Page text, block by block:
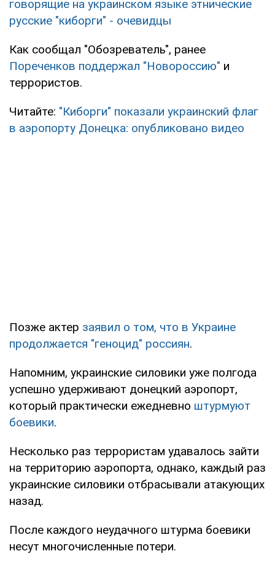
говорящие на украинском языке этнические
русские "киборги" - очевидцы
Как сообщал "Обозреватель", ранее
Пореченков поддержал "Новороссию" и
террористов.
Читайте: "Киборги" показали украинский флаг
в аэропорту Донецка: опубликовано видео
Позже актер заявил о том, что в Украине
продолжается "геноцид" россиян.
Напомним, украинские силовики уже полгода
успешно удерживают донецкий аэропорт,
который практически ежедневно штурмуют
боевики.
Несколько раз террористам удавалось зайти
на территорию аэропорта, однако, каждый раз
украинские силовики отбрасывали атакующих
назад.
После каждого неудачного штурма боевики
несут многочисленные потери.